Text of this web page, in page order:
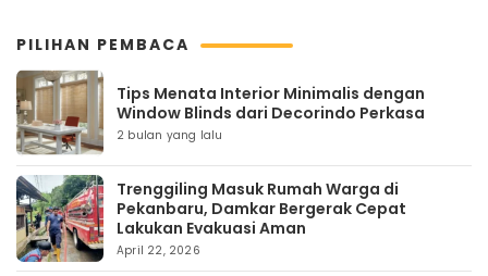
PILIHAN PEMBACA
Tips Menata Interior Minimalis dengan
Window Blinds dari Decorindo Perkasa
2 bulan yang lalu
Trenggiling Masuk Rumah Warga di
Pekanbaru, Damkar Bergerak Cepat
Lakukan Evakuasi Aman
April 22, 2026